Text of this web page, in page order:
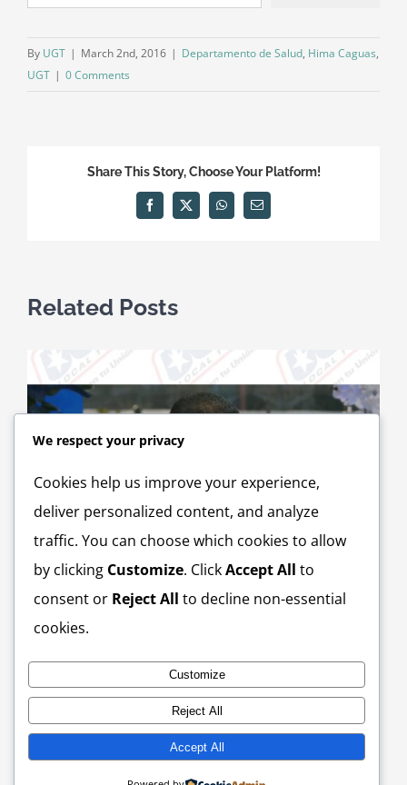
By UGT | March 2nd, 2016 | Departamento de Salud, Hima Caguas,
UGT | 0 Comments
Share This Story, Choose Your Platform!
Facebook
X WhatsAppEmail
Related Posts
Denunciada la sobrecarga laboral, al personal de
We respect your privacy
Cookies help us improve your experience,
deliver personalized content, and analyze
traffic. You can choose which cookies to allow
by clicking Customize. ClickAccept All to
consent or Reject All to decline non-essential
cookies.
Customize
Reject All
Accept All